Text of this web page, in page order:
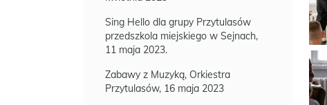
Sing Hello dla grupy Przytulasów
przedszkola miejskiego w Sejnach,
11 maja 2023.
Zabawy z Muzyką, Orkiestra
Przytulasów, 16 maja 2023